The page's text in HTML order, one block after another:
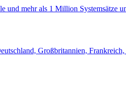
mehr als 1 Million Systemsätze
Großbritannien,